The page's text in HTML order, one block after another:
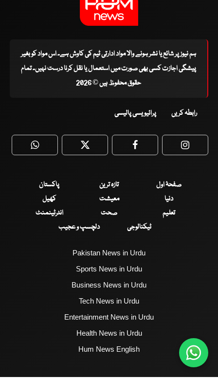
ہم نیوز پر شائع یا نشر ہونے والا مواد ادارتی ٹیم کی کاوش ہے۔ اس مواد کو بغیر
پیشگی اجازت کسی بھی صورت میں استعمال یا نقل کرنا درست نہیں۔ تمام
حقوق محفوظ ہیں © 2026
رابطہ کریں پرائیویسی پالیسی
WhatsApp Twitter Facebook
صفحۂ اول تازہ ترین
پاکستان
دنیا
معیشت
کھیل
تعلیم
صحت
انٹرٹینمنٹ
ٹیکنالوجی
دلچسپ و عجیب
Pakistan News in Urdu
Sports News in Urdu
Business News in Urdu
Tech News in Urdu
Entertainment News in Urdu
Health News in Urdu
Hum News English